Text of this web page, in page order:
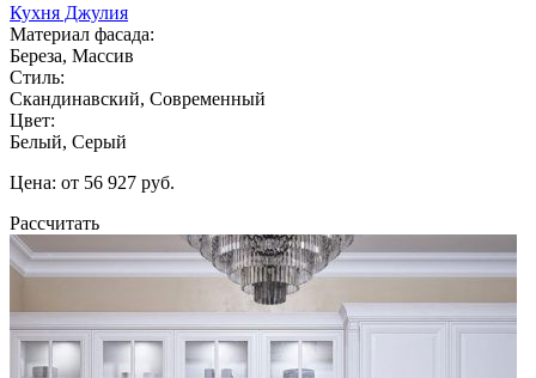
Кухня Джулия
Материал фасада:
Береза, Массив
Стиль:
Скандинавский, Современный
Цвет:
Белый, Серый
Цена: от 56 927 руб.
Рассчитать